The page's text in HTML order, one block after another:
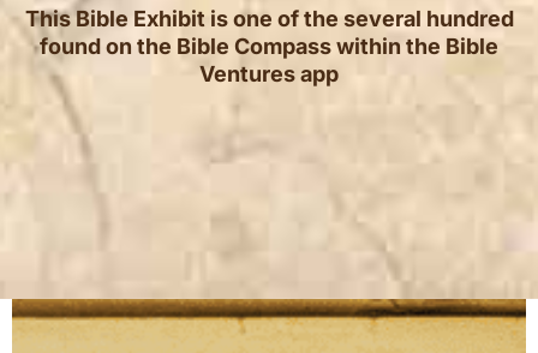
This Bible Exhibit is one of the several hundred
found on the Bible Compass within the Bible
Ventures app